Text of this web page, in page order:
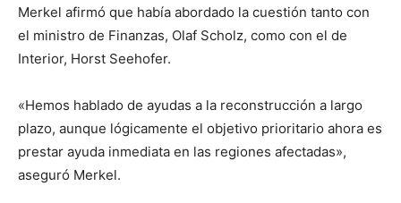
Merkel afirmó que había abordado la cuestión tanto con
el ministro de Finanzas, Olaf Scholz, como con el de
Interior, Horst Seehofer.
«Hemos hablado de ayudas a la reconstrucción a largo
plazo, aunque lógicamente el objetivo prioritario ahora es
prestar ayuda inmediata en las regiones afectadas»,
aseguró Merkel.